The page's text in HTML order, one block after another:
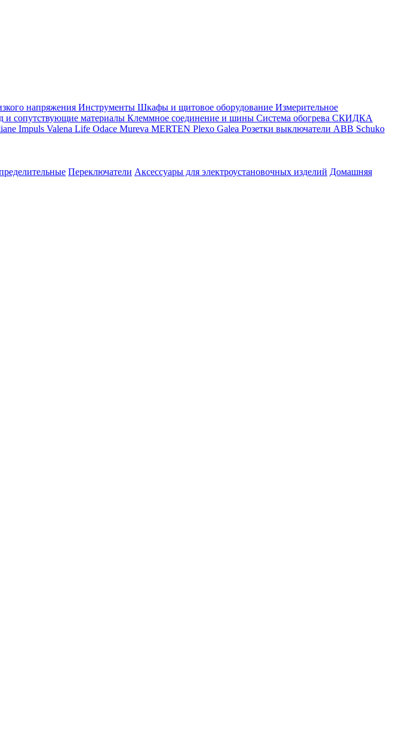
напряжения Инструменты Шкафы и щитовое оборудование Измерительное
и сопутствующие материалы Клеммное соединение и шины Система обогрева СКИДКА
Impuls Valena Life Odace Mureva MERTEN Plexo Galea Розетки выключатели ABB Schuko
Переключатели Аксессуары для электроустановочных изделий Домашняя